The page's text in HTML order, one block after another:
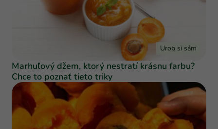
Urob si sám
Marhuľový džem, ktorý nestratí krásnu farbu?
Chce to poznať tieto triky